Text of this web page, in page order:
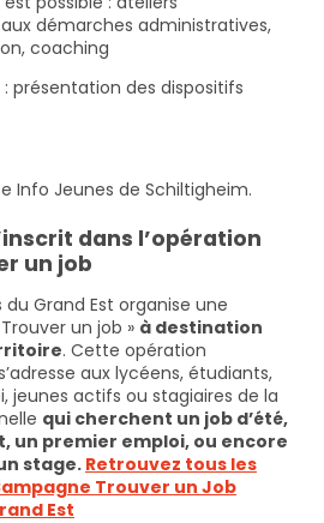
démarches administratives,
coaching
présentation des dispositifs
Info Jeunes de Schiltigheim.
dans l’opération
un job
Grand Est organise une
un job » à destination
. Cette opération
aux lycéens, étudiants,
jeunes actifs ou stagiaires de la
qui cherchent un job d’été,
un premier emploi, ou encore
stage. Retrouvez tous les
Trouver un Job
Est